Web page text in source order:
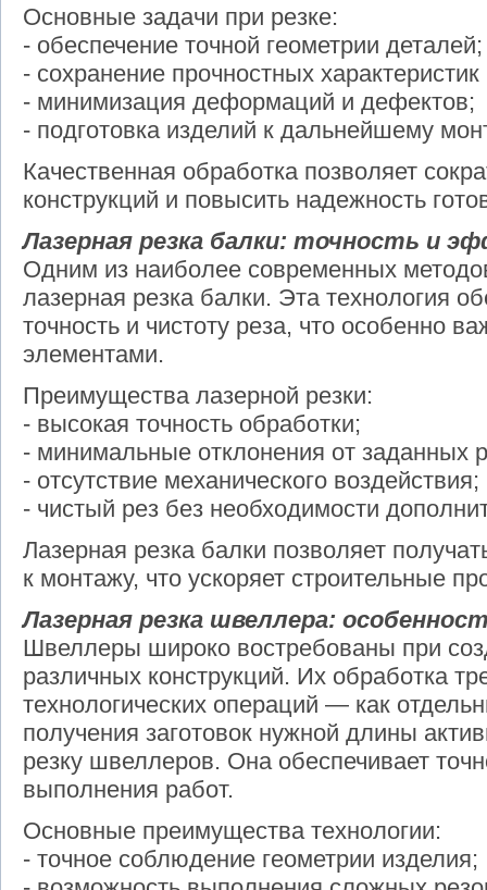
Основные задачи при резке:
- обеспечение точной геометрии деталей;
- сохранение прочностных
- минимизация деформаций и дефектов;
- подготовка изделий к дальнейшему
Качественная обработка позволяет
конструкций и повысить надежность
Лазерная резка балки: точность и
Одним из наиболее современных
лазерная резка балки. Эта технология
точность и чистоту реза, что особенно
элементами.
Преимущества лазерной резки:
- высокая точность обработки;
- минимальные отклонения от заданных
- отсутствие механического воздействия;
- чистый рез без необходимости
Лазерная резка балки позволяет
к монтажу, что ускоряет строительные
Лазерная резка швеллера:
Швеллеры широко востребованы при
различных конструкций. Их обработка
технологических операций — как
получения заготовок нужной длины
резку швеллеров. Она обеспечивает
выполнения работ.
Основные преимущества технологии:
- точное соблюдение геометрии изделия;